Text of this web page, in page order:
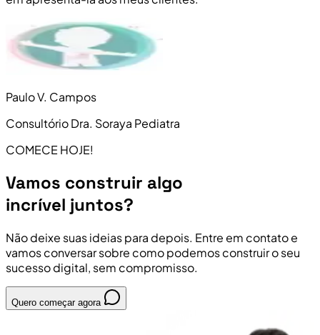
Paulo V. Campos
Consultório Dra. Soraya Pediatra
COMECE HOJE!
Vamos construir algo
incrível juntos?
Não deixe suas ideias para depois. Entre em contato e
vamos conversar sobre como podemos construir o seu
sucesso digital, sem compromisso.
Quero começar agora